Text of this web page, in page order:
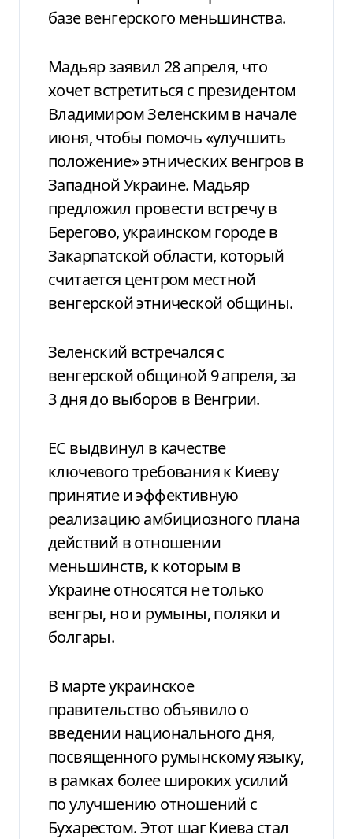
базе венгерского меньшинства.
Мадьяр заявил 28 апреля, что
хочет встретиться с президентом
Владимиром Зеленским в начале
июня, чтобы помочь «улучшить
положение» этнических венгров в
Западной Украине. Мадьяр
предложил провести встречу в
Берегово, украинском городе в
Закарпатской области, который
считается центром местной
венгерской этнической общины.
Зеленский встречался с
венгерской общиной 9 апреля, за
3 дня до выборов в Венгрии.
ЕС выдвинул в качестве
ключевого требования к Киеву
принятие и эффективную
реализацию амбициозного плана
действий в отношении
меньшинств, к которым в
Украине относятся не только
венгры, но и румыны, поляки и
болгары.
В марте украинское
правительство объявило о
введении национального дня,
посвященного румынскому языку,
в рамках более широких усилий
по улучшению отношений с
Бухарестом. Этот шаг Киева стал